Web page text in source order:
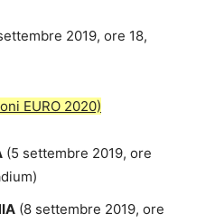
2019, ore 18,
EURO 2020)
(5 settembre 2019, ore
(8 settembre 2019, ore